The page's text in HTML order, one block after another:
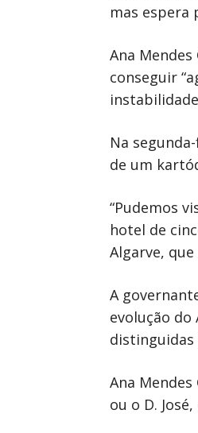
mas espera
Ana
conseguir
Na
de um
“Pudemos
hotel de
Algarve,
A
evolução
distinguidas
Ana
ou o D.